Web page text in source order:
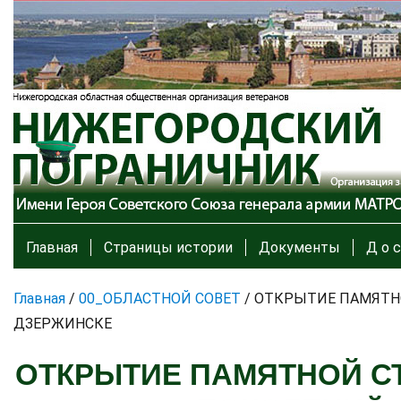
Главная Страницы истории Документы Д о с
Главная / 00_ОБЛАСТНОЙ СОВЕТ / ОТКРЫТИЕ
ДЗЕРЖИНСКЕ
ОТКРЫТИЕ ПАМЯТНОЙ